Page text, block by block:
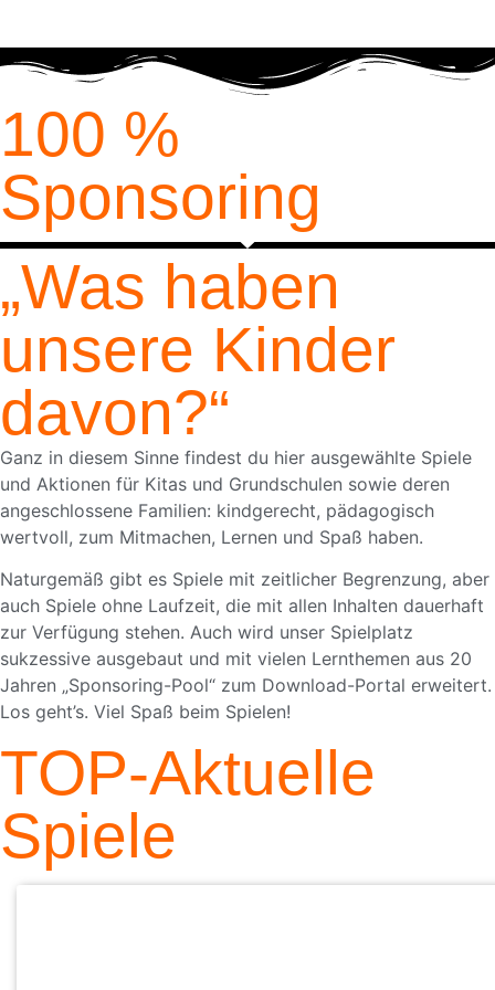
100 %
Sponsoring
„Was haben
unsere Kinder
davon?“
Ganz in diesem Sinne findest du hier ausgewählte Spiele
und Aktionen für Kitas und Grundschulen sowie deren
angeschlossene Familien: kindgerecht, pädagogisch
wertvoll, zum Mitmachen, Lernen und Spaß haben.
Naturgemäß gibt es Spiele mit zeitlicher Begrenzung, aber
auch Spiele ohne Laufzeit, die mit allen Inhalten dauerhaft
zur Verfügung stehen. Auch wird unser Spielplatz
sukzessive ausgebaut und mit vielen Lernthemen aus 20
Jahren „Sponsoring-Pool“ zum Download-Portal erweitert.
Los geht’s. Viel Spaß beim Spielen!
TOP-Aktuelle
Spiele